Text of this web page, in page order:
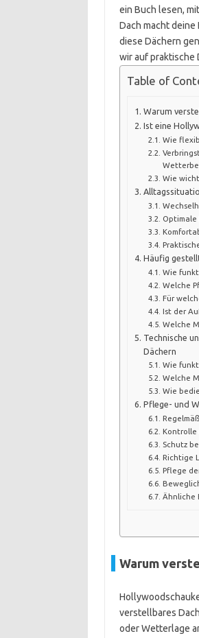
ein Buch lesen,
Dach macht
diese Dächern
wir auf praktische
Table of
Warum
Ist eine
Wie
Wie
Häufig
Wie
Welche
Für
Ist der
Welche
Technische
Dächern
Wie
Welche
Wie
Pflege- und
Kontrolle
Schutz
Richtige
Pflege
Ähnliche
Warum
verstellbares
oder Wetterlage